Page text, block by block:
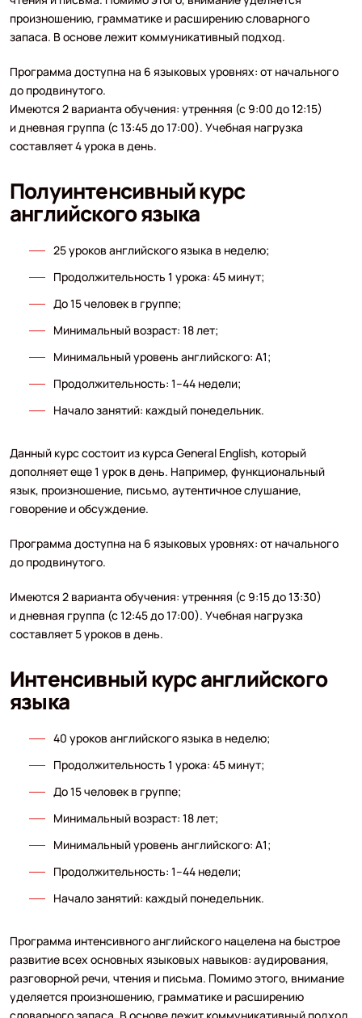
произношению, грамматике и расширению словарного
запаса. В основе лежит коммуникативный подход.
Программа доступна на 6 языковых уровнях: от начального
до продвинутого.
Имеются 2 варианта обучения: утренняя (с 9:00 до 12:15)
и дневная группа (с 13:45 до 17:00). Учебная нагрузка
составляет 4 урока в день.
Полуинтенсивный курс
английского языка
25 уроков английского языка в неделю;
Продолжительность 1 урока: 45 минут;
До 15 человек в группе;
Минимальный возраст: 18 лет;
Минимальный уровень английского: A1;
Продолжительность: 1–44 недели;
Начало занятий: каждый понедельник.
Данный курс состоит из курса General English, который
дополняет еще 1 урок в день. Например, функциональный
язык, произношение, письмо, аутентичное слушание,
говорение и обсуждение.
Программа доступна на 6 языковых уровнях: от начального
до продвинутого.
Имеются 2 варианта обучения: утренняя (с 9:15 до 13:30)
и дневная группа (с 12:45 до 17:00). Учебная нагрузка
составляет 5 уроков в день.
Интенсивный курс английского
языка
40 уроков английского языка в неделю;
Продолжительность 1 урока: 45 минут;
До 15 человек в группе;
Минимальный возраст: 18 лет;
Минимальный уровень английского: A1;
Продолжительность: 1–44 недели;
Начало занятий: каждый понедельник.
Программа интенсивного английского нацелена на быстрое
развитие всех основных языковых навыков: аудирования,
разговорной речи, чтения и письма. Помимо этого, внимание
уделяется произношению, грамматике и расширению